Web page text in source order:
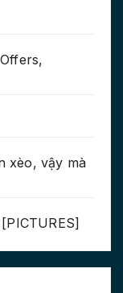
xèo, vậy mà